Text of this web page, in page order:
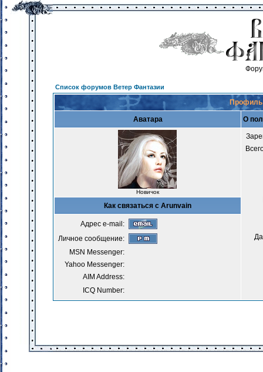
Список форумов Ветер Фантазии
Профиль
Аватара О
Новичок
Как связаться с Arunvain
Адрес e-mail:
Личное сообщение:
MSN Messenger:
Yahoo Messenger:
AIM Address:
ICQ Number: